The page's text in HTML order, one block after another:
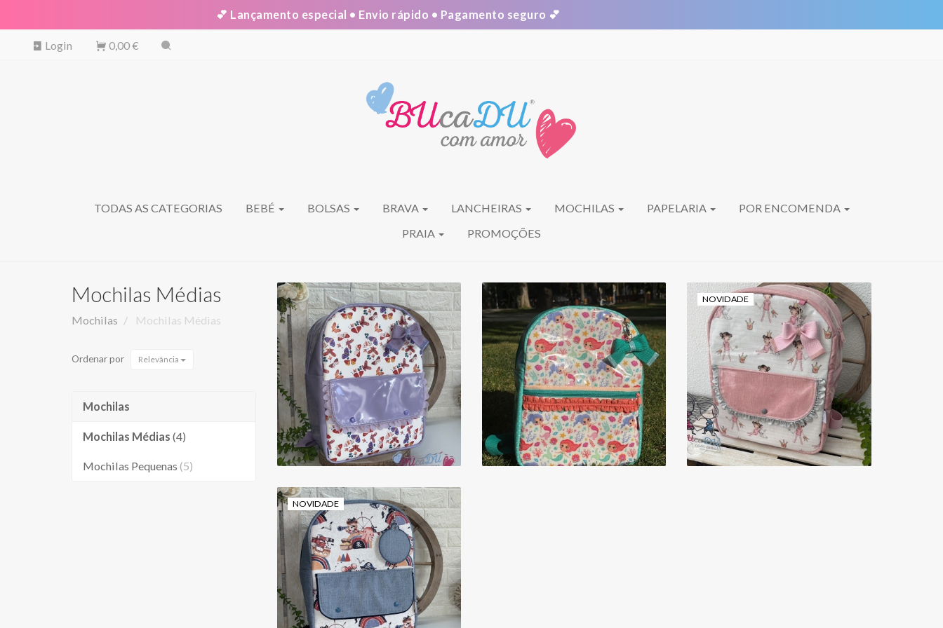
💕 Lançamento especial • Envio rápido • Pagamento seguro 💕
Login 0,00 €
TODAS AS CATEGORIAS BEBÉ BOLSAS BRAVA LANCHEIRAS MOCHILAS PAPELARIA
POR ENCOMENDA
PRAIA
PROMOÇÕES
Mochilas Médias
Mochilas Mochilas Médias
Ordenar por Relevância
Mochilas
Mochilas Médias (4)
Mochilas Pequenas (5)
MOCHILA MÉDIA
Preço sob consulta
MOCHILA MÉDIA -
SEREIAS
42,00 €
NOVIDADE
MOCHILA MÉDIA
42,00 €
NOVIDADE
MOCHILA MÉDIA
42,00 €